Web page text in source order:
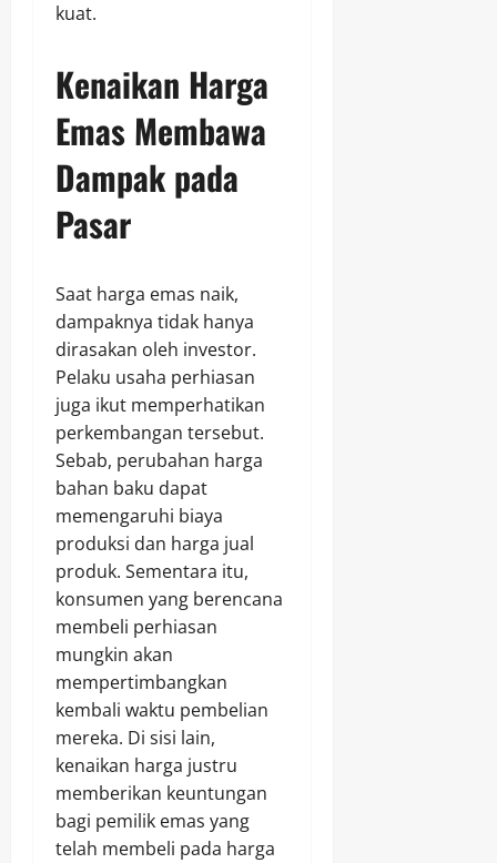
kuat.
Kenaikan Harga
Emas Membawa
Dampak pada
Pasar
Saat harga emas naik,
dampaknya tidak hanya
dirasakan oleh investor.
Pelaku usaha perhiasan
juga ikut memperhatikan
perkembangan tersebut.
Sebab, perubahan harga
bahan baku dapat
memengaruhi biaya
produksi dan harga jual
produk. Sementara itu,
konsumen yang berencana
membeli perhiasan
mungkin akan
mempertimbangkan
kembali waktu pembelian
mereka. Di sisi lain,
kenaikan harga justru
memberikan keuntungan
bagi pemilik emas yang
telah membeli pada harga